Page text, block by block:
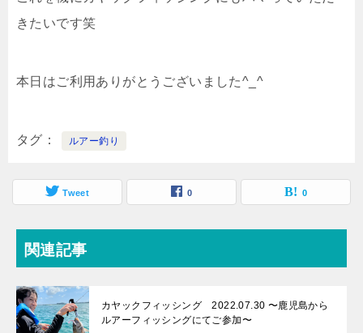
きたいです笑
本日はご利用ありがとうございました^_^
タグ ルアー釣り
Tweet 0 0
関連記事
カヤックフィッシング 2022.07.30 〜鹿児島から
ルアーフィッシングにてご参加〜